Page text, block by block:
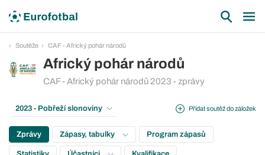
Soutěže CAF - Africký pohár národů
Africký pohár národů
CAF - Africký pohár národů 2023 - zprávy
Přidat soutěž do záložek
2023 - Pobřeží slonoviny
Zprávy Zápasy, tabulky Program zápasů